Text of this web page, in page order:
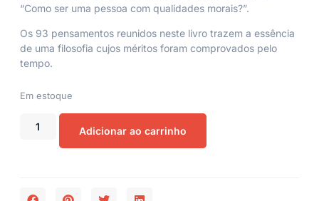
“Como ser uma pessoa com qualidades morais?”.
Os 93 pensamentos reunidos neste livro trazem a essência
de uma filosofia cujos méritos foram comprovados pelo
tempo.
Em estoque
Adicionar ao carrinho